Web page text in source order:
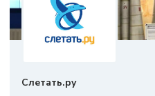
Слетать.ру